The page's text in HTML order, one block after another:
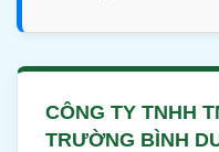
CÔNG TY TNHH
TRƯỜNG BÌNH